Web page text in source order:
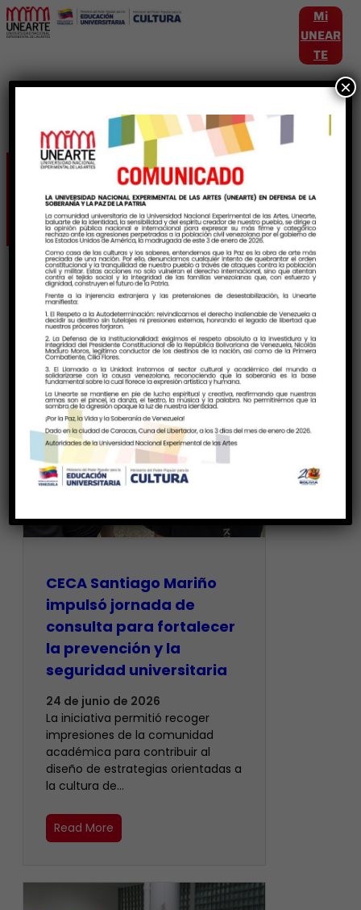
Mi
UNEAR
TE
Etiqueta:MarchaEstudiantil
CECA Santiago Mariño
impulsó jornada de
consulta para fortalecer
la prevención y la
seguridad universitaria
24 de junio de 2026
La iniciativa permitió recoger
impresiones de la comunidad
académica para contribuir al
diseño de estrategias orientadas a
la cultura de…
Read More
×